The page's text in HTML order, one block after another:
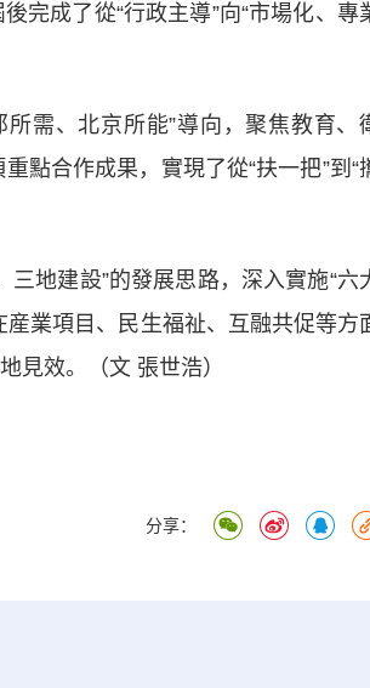
成了從“行政主導”向“市場化、專
需、北京所能”導向，聚焦教育、
點合作成果，實現了從“扶一把”到“
地建設”的發展思路，深入實施“六
業項目、民生福祉、互融共促等方
見效。（文 張世浩）
分享：